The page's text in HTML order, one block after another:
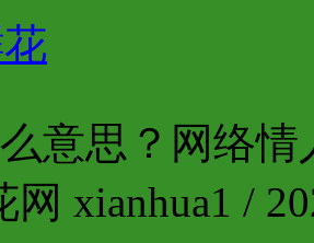
意思？网络
xianhua1 /